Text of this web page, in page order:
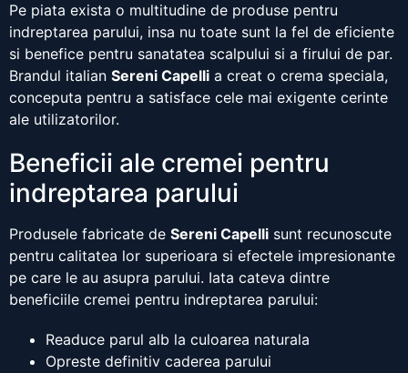
Pe piata exista o multitudine de produse pentru
indreptarea parului, insa nu toate sunt la fel de eficiente
si benefice pentru sanatatea scalpului si a firului de par.
Brandul italian Sereni Capelli a creat o crema speciala,
conceputa pentru a satisface cele mai exigente cerinte
ale utilizatorilor.
Beneficii ale cremei pentru
indreptarea parului
Produsele fabricate de Sereni Capelli sunt recunoscute
pentru calitatea lor superioara si efectele impresionante
pe care le au asupra parului. Iata cateva dintre
beneficiile cremei pentru indreptarea parului:
Readuce parul alb la culoarea naturala
Opreste definitiv caderea parului